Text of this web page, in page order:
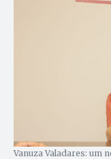
Vanuza Valadares: um